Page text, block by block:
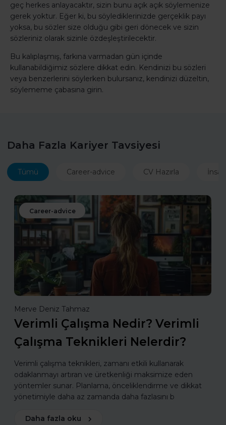
geç herkes anlayacaktır, sizin bunu açık açık söylemenize
gerek yoktur. Eğer ki, bu söylediklerinizde gerçeklik payı
yoksa, bu sözler size olduğu gibi geri dönecek ve sizin
sözleriniz olarak sizinle özdeşleştirilecektir.
Bu kalıplaşmış, farkına varmadan gün içinde
kullanabildiğimiz sözlere dikkat edin. Kendinizi bu sözleri
veya benzerlerini söylerken bulursanız, kendinizi düzeltin,
söylememe çabasına girin.
Daha Fazla Kariyer Tavsiyesi
Tümü Career-advice CV Hazırla
Career-advice
Merve Deniz Tahmaz
Verimli Çalışma Nedir? Verimli
Çalışma Teknikleri Nelerdir?
Verimli çalışma teknikleri, zamanı etkili kullanarak
odaklanmayı artıran ve üretkenliği maksimize eden
yöntemler sunar. Planlama, önceliklendirme ve dikkat
yönetimiyle daha az zamanda daha fazlasını b
Daha fazla oku